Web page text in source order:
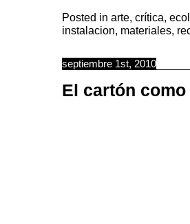
Posted in arte, crítica,
instalacion, materiales,
septiembre 1st, 2010
El cartón